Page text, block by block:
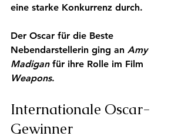
eine starke Konkurrenz durch.
Der Oscar für die Beste
Nebendarstellerin ging an Amy
Madigan für ihre Rolle im Film
Weapons.
Internationale Oscar-
Gewinner